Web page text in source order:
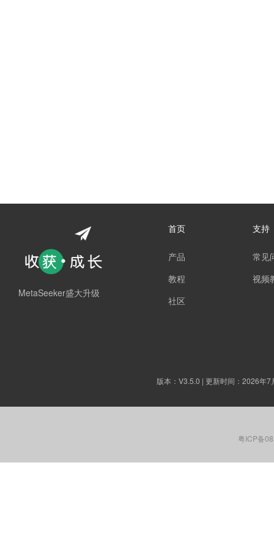
MetaSeeker盛大升级
首页
产品
教程
社区
支持
常见
视频
版本： V3.5.0 | 更新时间：2026年
粤ICP备